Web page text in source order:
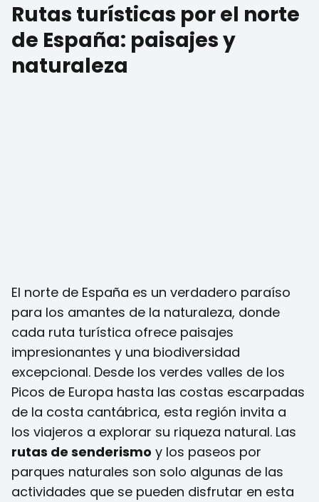
Rutas turísticas por el norte
de España: paisajes y
naturaleza
El norte de España es un verdadero paraíso
para los amantes de la naturaleza, donde
cada ruta turística ofrece paisajes
impresionantes y una biodiversidad
excepcional. Desde los verdes valles de los
Picos de Europa hasta las costas escarpadas
de la costa cantábrica, esta región invita a
los viajeros a explorar su riqueza natural. Las
rutas de senderismo y los paseos por
parques naturales son solo algunas de las
actividades que se pueden disfrutar en esta